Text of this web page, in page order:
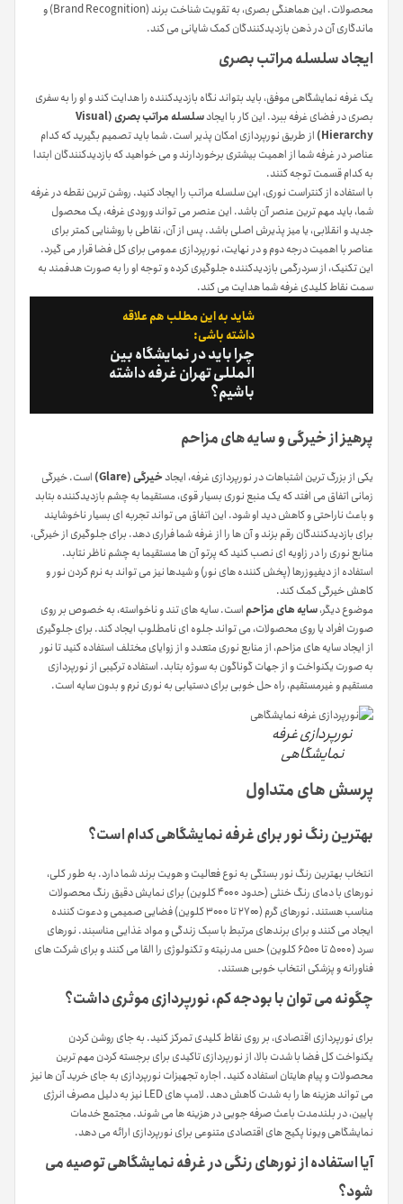
محصولات. این هماهنگی بصری، به تقویت شناخت برند (Brand Recognition) و
ماندگاری آن در ذهن بازدیدکنندگان کمک شایانی می کند.
ایجاد سلسله مراتب بصری
یک غرفه نمایشگاهی موفق، باید بتواند نگاه بازدیدکننده را هدایت کند و او را به سفری
بصری در فضای غرفه ببرد. این کار با ایجاد
سلسله مراتب بصری (Visual
Hierarchy) از طریق نورپردازی امکان پذیر است. شما باید تصمیم بگیرید که کدام
عناصر در غرفه شما از اهمیت بیشتری برخوردارند و می خواهید که بازدیدکنندگان ابتدا
به کدام قسمت توجه کنند.
با استفاده از کنتراست نوری، این سلسله مراتب را ایجاد کنید. روشن ترین نقطه در غرفه
شما، باید مهم ترین عنصر آن باشد. این عنصر می تواند ورودی غرفه، یک محصول
جدید و انقلابی، یا میز پذیرش اصلی باشد. پس از آن، نقاطی با روشنایی کمتر برای
عناصر با اهمیت درجه دوم و در نهایت، نورپردازی عمومی برای کل فضا قرار می گیرد.
این تکنیک، از سردرگمی بازدیدکننده جلوگیری کرده و توجه او را به صورت هدفمند به
سمت نقاط کلیدی غرفه شما هدایت می کند.
شاید به این مطلب هم علاقه
داشته باشی:
چرا باید در نمایشگاه بین
المللی تهران غرفه داشته
باشیم؟
پرهیز از خیرگی و سایه های مزاحم
یکی از بزرگ ترین اشتباهات در نورپردازی غرفه، ایجادخیرگی (Glare)
است. خیرگی
زمانی اتفاق می افتد که یک منبع نوری بسیار قوی، مستقیما به چشم بازدیدکننده بتابد
و باعث ناراحتی و کاهش دید او شود. این اتفاق می تواند تجربه ای بسیار ناخوشایند
برای بازدیدکنندگان رقم بزند و آن ها را از غرفه شما فراری دهد. برای جلوگیری از خیرگی،
منابع نوری را در زاویه ای نصب کنید که پرتو آن ها مستقیما به چشم ناظر نتابد.
استفاده از دیفیوزرها (پخش کننده های نور) و شیدها نیز می تواند به نرم کردن نور و
کاهش خیرگی کمک کند.
موضوع دیگر،سایه های مزاحماست. سایه های تند و ناخواسته، به خصوص بر روی
صورت افراد یا روی محصولات، می تواند جلوه ای نامطلوب ایجاد کند. برای جلوگیری
از ایجاد سایه های مزاحم، از منابع نوری متعدد و از زوایای مختلف استفاده کنید تا نور
به صورت یکنواخت و از جهات گوناگون به سوژه بتابد. استفاده ترکیبی از نورپردازی
مستقیم و غیرمستقیم، راه حل خوبی برای دستیابی به نوری نرم و بدون سایه است.
نورپردازی غرفه
نمایشگاهی
پرسش های متداول
بهترین رنگ نور برای غرفه نمایشگاهی کدام است؟
انتخاب بهترین رنگ نور بستگی به نوع فعالیت و هویت برند شما دارد. به طور کلی،
نورهای با دمای رنگ خنثی (حدود ۴۰۰۰ کلوین) برای نمایش دقیق رنگ محصولات
مناسب هستند. نورهای گرم (۲۷۰۰ تا ۳۰۰۰ کلوین) فضایی صمیمی و دعوت کننده
ایجاد می کنند و برای برندهای مرتبط با سبک زندگی و مواد غذایی مناسبند. نورهای
سرد (۵۰۰۰ تا ۶۵۰۰ کلوین) حس مدرنیته و تکنولوژی را القا می کنند و برای شرکت های
فناورانه و پزشکی انتخاب خوبی هستند.
چگونه می توان با بودجه کم، نورپردازی موثری داشت؟
برای نورپردازی اقتصادی، بر روی نقاط کلیدی تمرکز کنید. به جای روشن کردن
یکنواخت کل فضا با شدت بالا، از نورپردازی تاکیدی برای برجسته کردن مهم ترین
محصولات و پیام هایتان استفاده کنید. اجاره تجهیزات نورپردازی به جای خرید آن ها نیز
می تواند هزینه ها را به شدت کاهش دهد. لامپ های LED نیز به دلیل مصرف انرژی
پایین، در بلندمدت باعث صرفه جویی در هزینه ها می شوند. مجتمع خدمات
نمایشگاهی ویونا پکیج های اقتصادی متنوعی برای نورپردازی ارائه می دهد.
آیا استفاده از نورهای رنگی در غرفه نمایشگاهی توصیه می
شود؟